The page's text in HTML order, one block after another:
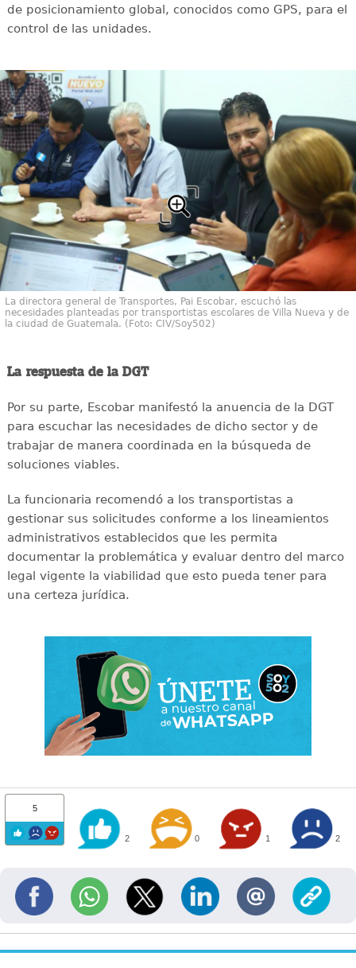
de posicionamiento global, conocidos como GPS, para el
control de las unidades.
La directora general de Transportes, Pai Escobar, escuchó las
necesidades planteadas por transportistas escolares de Villa Nueva y de
la ciudad de Guatemala. (Foto: CIV/Soy502)
La respuesta de la DGT
Por su parte, Escobar manifestó la anuencia de la DGT
para escuchar las necesidades de dicho sector y de
trabajar de manera coordinada en la búsqueda de
soluciones viables.
La funcionaria recomendó a los transportistas a
gestionar sus solicitudes conforme a los lineamientos
administrativos establecidos que les permita
documentar la problemática y evaluar dentro del marco
legal vigente la viabilidad que esto pueda tener para
una certeza jurídica.
5
2 0 1 2